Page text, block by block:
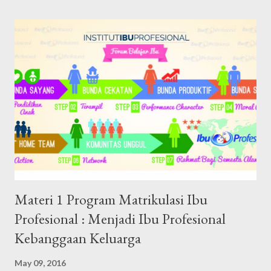
kuliah, yang mana per mata kuliah terdiri dari 40 modul. Maka
total ada 120 modul yang harus dibaca dan dikerjakan kuisnya.
Dilengkapi dengan tiga tugas research paper per mata kuliah,
sehingga totalnya ada sembilan research paper yang harus
dikerjakan. Kemudian, setiap mata kuliah juga dilengkapi dengan
referensi yang jumlahnya terbilang banyak . Benar adanya kalau
semester satu kemarin terbilang pemanasan. Baru mengunduh
materi referensi untu...
Materi 1 Program Matrikulasi Ibu
Profesional : Menjadi Ibu Profesional
Kebanggaan Keluarga
May 09, 2016